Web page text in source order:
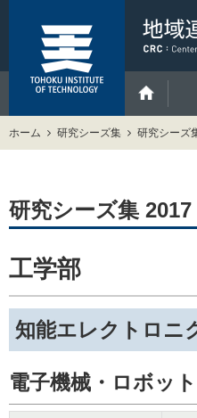
ホーム 研究シーズ集 研究シーズ
研究シーズ集 2017
工学部
知能エレクトロニ
電子機械・ロボット